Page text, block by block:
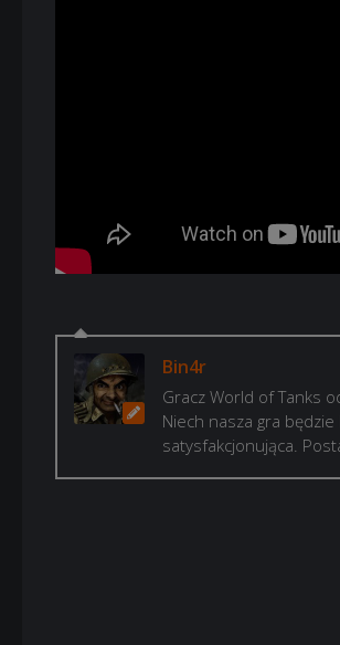
Bin4r
Gracz World of Tanks
Niech nasza gra
satysfakcjonująca.